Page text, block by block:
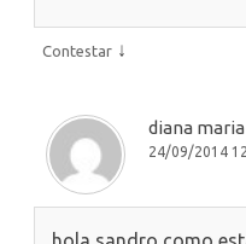
Contestar ↓
diana
24/09/2014